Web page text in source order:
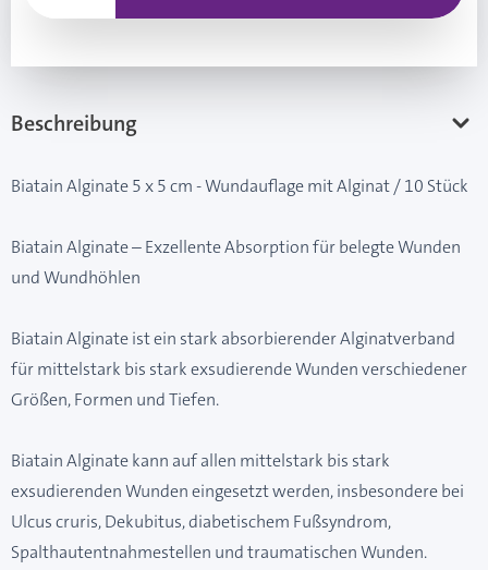
Beschreibung
Biatain Alginate 5 x 5 cm - Wundauflage mit Alginat / 10 Stück
Biatain Alginate – Exzellente Absorption für belegte Wunden
und Wundhöhlen
Biatain Alginate ist ein stark absorbierender Alginatverband
für mittelstark bis stark exsudierende Wunden verschiedener
Größen, Formen und Tiefen.
Biatain Alginate kann auf allen mittelstark bis stark
exsudierenden Wunden eingesetzt werden, insbesondere bei
Ulcus cruris, Dekubitus, diabetischem Fußsyndrom,
Spalthautentnahmestellen und traumatischen Wunden.